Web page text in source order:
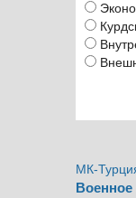
МК-
Военное